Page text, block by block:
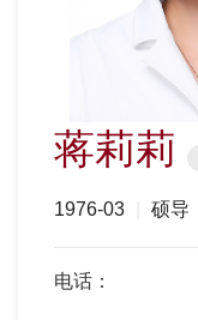
蒋莉莉
1976-03 硕导
电话：